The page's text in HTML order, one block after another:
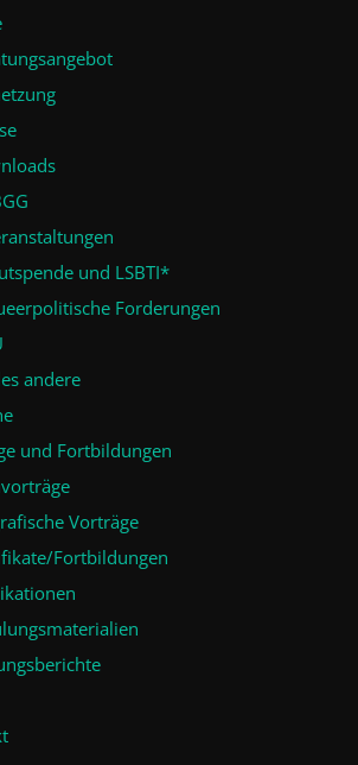
und LSBTI*
Forderungen
andere
und Fortbildungen
Vorträge
Fortbildungen